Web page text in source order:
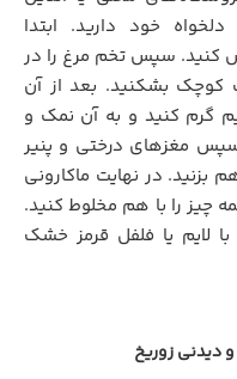
خود دارید. ابتدا
کنید. سپس تخم مرغ را در
کوچک بشکنید. بعد از آن
گرم کنید و به آن نمک و
مغزهای درختی و پنیر
در نهایت ماکارونی
چیز را با هم مخلوط کنید.
لایم یا فلفل قرمز خشک
دیدنی زوریخ